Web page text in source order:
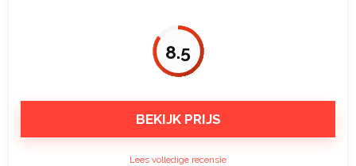
8.5
BEKIJK PRIJS
Lees volledige recensie